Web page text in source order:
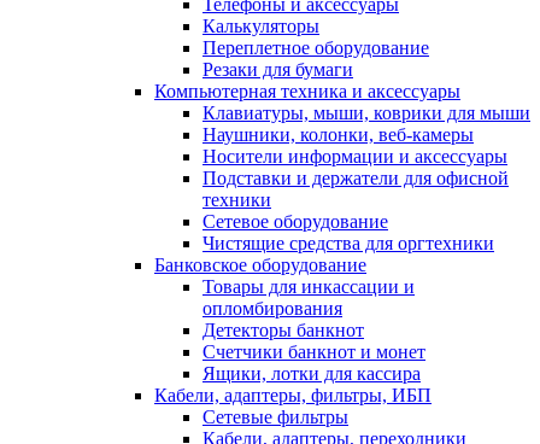
Телефоны и аксессуары
Калькуляторы
Переплетное оборудование
Резаки для бумаги
Компьютерная техника и аксессуары
Клавиатуры, мыши, коврики для мыши
Наушники, колонки, веб-камеры
Носители информации и аксессуары
Подставки и держатели для офисной
техники
Сетевое оборудование
Чистящие средства для оргтехники
Банковское оборудование
Товары для инкассации и
опломбирования
Детекторы банкнот
Счетчики банкнот и монет
Ящики, лотки для кассира
Кабели, адаптеры, фильтры, ИБП
Сетевые фильтры
Кабели, адаптеры, переходники